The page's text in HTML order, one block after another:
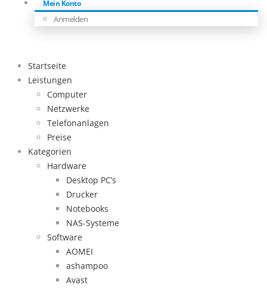
Mein Konto
Anmelden
Startseite
Leistungen
Computer
Netzwerke
Telefonanlagen
Preise
Kategorien
Hardware
Desktop PC’s
Drucker
Notebooks
NAS-Systeme
Software
AOMEI
ashampoo
Avast